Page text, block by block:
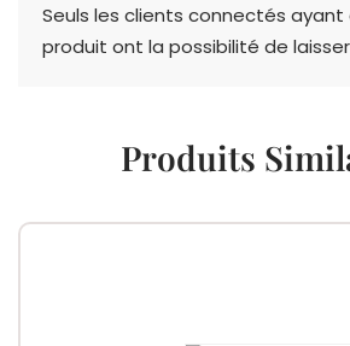
Seuls les clients connectés
produit ont la possibilité de laisser
Produits